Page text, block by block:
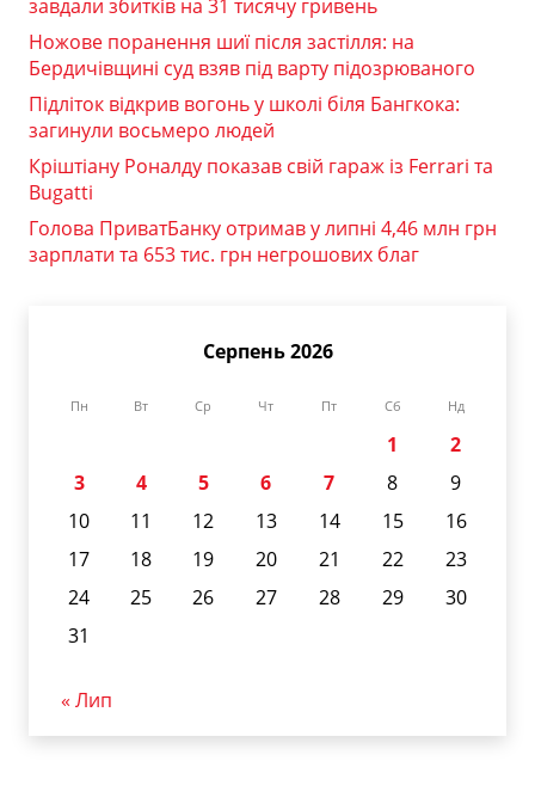
завдали збитків на 31 тисячу гривень
Ножове поранення шиї після застілля: на
Бердичівщині суд взяв під варту підозрюваного
Підліток відкрив вогонь у школі біля Бангкока:
загинули восьмеро людей
Кріштіану Роналду показав свій гараж із Ferrari та
Bugatti
Голова ПриватБанку отримав у липні 4,46 млн грн
зарплати та 653 тис. грн негрошових благ
Серпень 2026
Пн Вт Ср Чт Пт Сб Нд
1
2
3
4 5 6 7 8
9
10
11 12 13 14 15
16
17
18 19 20 21 22
23
24
25 26 27 28 29
30
31
« Лип